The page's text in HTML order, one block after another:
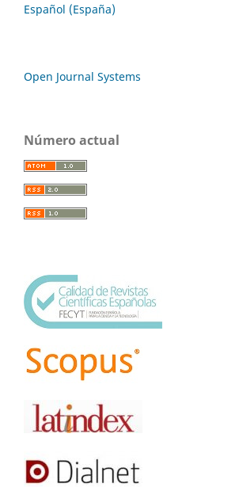
Español (España)
Open Journal Systems
Número actual